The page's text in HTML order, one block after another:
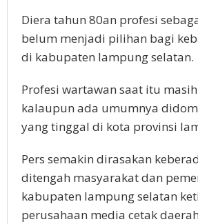
Diera tahun 80an profesi
belum menjadi pilihan bagi
di kabupaten lampung selatan.
Profesi wartawan saat itu
kalaupun ada umumnya
yang tinggal di kota provinsi
Pers semakin dirasakan
ditengah masyarakat dan
kabupaten lampung selatan
perusahaan media cetak